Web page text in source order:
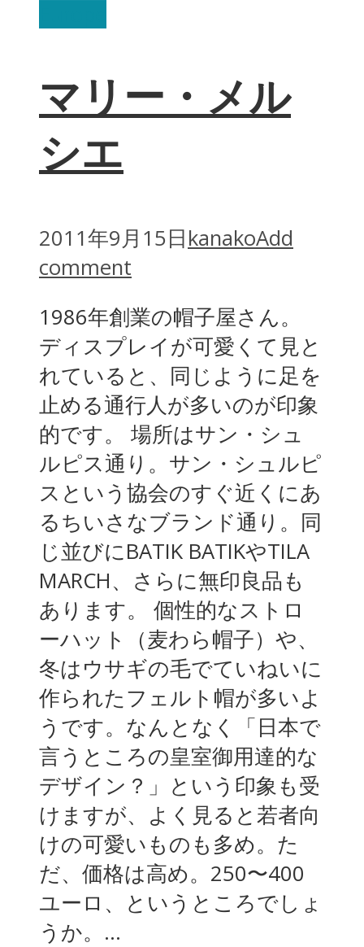
マリー・メル
シエ
2011年9月15日kanakoAdd
comment
1986年創業の帽子屋さん。
ディスプレイが可愛くて見と
れていると、同じように足を
止める通行人が多いのが印象
的です。 場所はサン・シュ
ルピス通り。サン・シュルピ
スという協会のすぐ近くにあ
るちいさなブランド通り。同
じ並びにBATIK BATIKやTILA
MARCH、さらに無印良品も
あります。 個性的なストロ
ーハット（麦わら帽子）や、
冬はウサギの毛でていねいに
作られたフェルト帽が多いよ
うです。なんとなく「日本で
言うところの皇室御用達的な
デザイン？」という印象も受
けますが、よく見ると若者向
けの可愛いものも多め。た
だ、価格は高め。250〜400
ユーロ、というところでしょ
うか。...